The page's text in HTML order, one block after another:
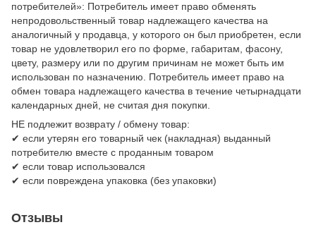
потребителей»: Потребитель имеет право обменять
непродовольственный товар надлежащего качества на
аналогичный у продавца, у которого он был приобретен, если
товар не удовлетворил его по форме, габаритам, фасону,
цвету, размеру или по другим причинам не может быть им
использован по назначению. Потребитель имеет право на
обмен товара надлежащего качества в течение четырнадцати
календарных дней, не считая дня покупки.
НЕ подлежит возврату / обмену товар:
✔ если утерян его товарный чек (накладная) выданный
потребителю вместе с проданным товаром
✔ если товар использовался
✔ если повреждена упаковка (без упаковки)
Отзывы